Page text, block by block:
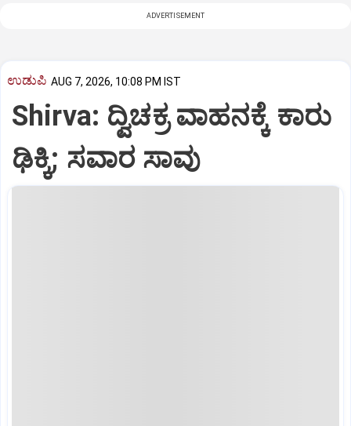
ADVERTISEMENT
ಉಡುಪಿ AUG 7, 2026, 10:08 PM IST
Shirva: ದ್ವಿಚಕ್ರ ವಾಹನಕ್ಕೆ ಕಾರು
ಢಿಕ್ಕಿ; ಸವಾರ ಸಾವು